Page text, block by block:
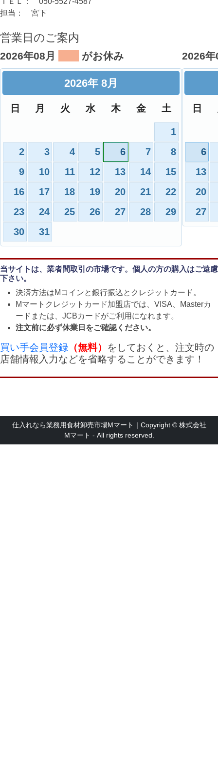
担当： 宮下
営業日のご案内
2026年08月 がお休み
2026年 8月
日 月 火 水 木 金 土
1
2
3 4 5 6 7
8
9
10 11 12 13 14
15
16
17 18 19 20 21
22
23
24 25 26 27 28
29
30
31
2026
日
6
13
20
27
当サイトは、業者間取引の市場です。個人の方の購入はご遠慮
下さい。
決済方法はMコインと銀行振込とクレジットカード。
Mマートクレジットカード加盟店では、VISA、Masterカ
ードまたは、JCBカードがご利用になれます。
注文前に必ず休業日をご確認ください。
買い手会員登録 （無料） をしておくと、注文時の
店舗情報入力などを省略することができます！
仕入れなら業務用食材卸売市場Mマート｜Copyright © 株式会社
Mマート - All rights reserved.